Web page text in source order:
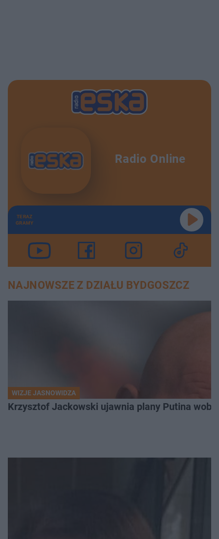
Radio Online
TERAZ
GRAMY
NAJNOWSZE Z DZIAŁU BYDGOSZCZ
WIZJE JASNOWIDZA
Krzysztof Jackowski ujawnia plany Putina